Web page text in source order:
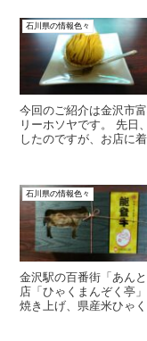
石川県の情報色々
今回のご紹介は金沢市
リーホソヤです。 先日
したのですが、お店に
石川県の情報色々
金沢駅の百番街「あん
店「ひゃくまんぞく亭
焼き上げ、県産米ひゃ